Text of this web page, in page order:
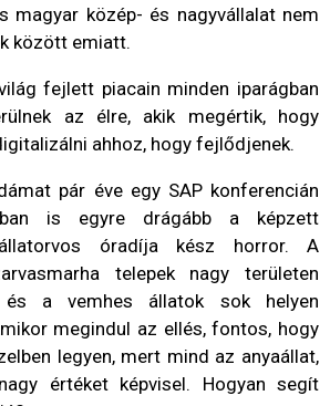
magyar közép- és nagyvállalat nem
között emiatt.
fejlett piacain minden iparágban
az élre, akik megértik, hogy
ahhoz, hogy fejlődjenek.
pár éve egy SAP konferencián
is egyre drágább a képzett
óradíja kész horror. A
telepek nagy területen
és a vemhes állatok sok helyen
megindul az ellés, fontos, hogy
legyen, mert mind az anyaállat,
értéket képvisel. Hogyan segít